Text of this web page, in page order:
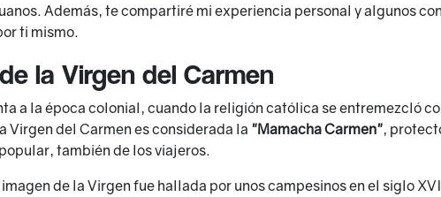
Además, te compartiré mi experiencia personal y algunos
ti mismo.
la Virgen del Carmen
a la época colonial, cuando la religión católica se entremezcló
Virgen del Carmen es considerada la "Mamacha Carmen",
también de los viajeros.
de la Virgen fue hallada por unos campesinos en el siglo